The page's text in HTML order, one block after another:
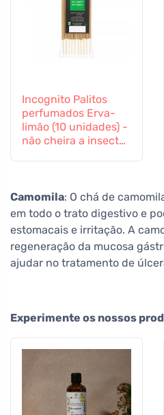
Incognito Palitos
perfumados Erva-
limão (10 unidades) -
não cheira a insectos
Camomila: O chá de
em todo o trato digestivo e
estomacais e irritação. A
regeneração da mucosa
ajudar no tratamento de
Experimente os nossos